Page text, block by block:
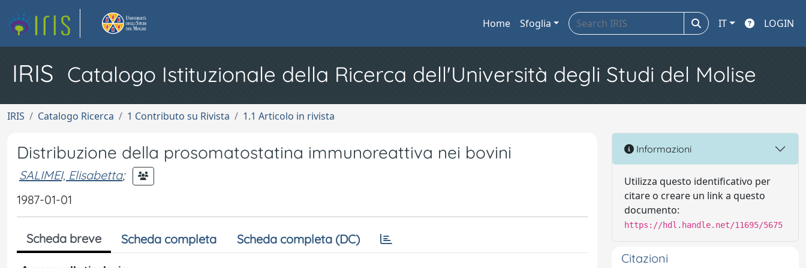
Home Sfoglia IT LOGIN
IRIS Catalogo Istituzionale della Ricerca dell'Università degli Studi del Molise
IRIS Catalogo Ricerca 1 Contributo su Rivista 1.1 Articolo in rivista
Distribuzione della prosomatostatina immunoreattiva nei bovini
SALIMEI, Elisabetta;
1987-01-01
Scheda breve Scheda completa Scheda completa (DC)
Informazioni
Utilizza questo identificativo per
citare o creare un link a questo
documento:
https://hdl.handle.net/11695/5675
Citazioni